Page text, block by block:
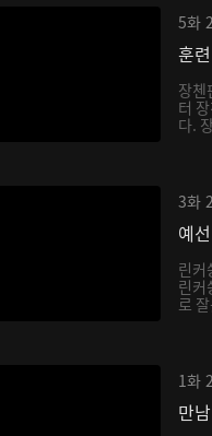
5화
훈련
장첸
터
다.
3화
예
린커
린커
로
1화
만남